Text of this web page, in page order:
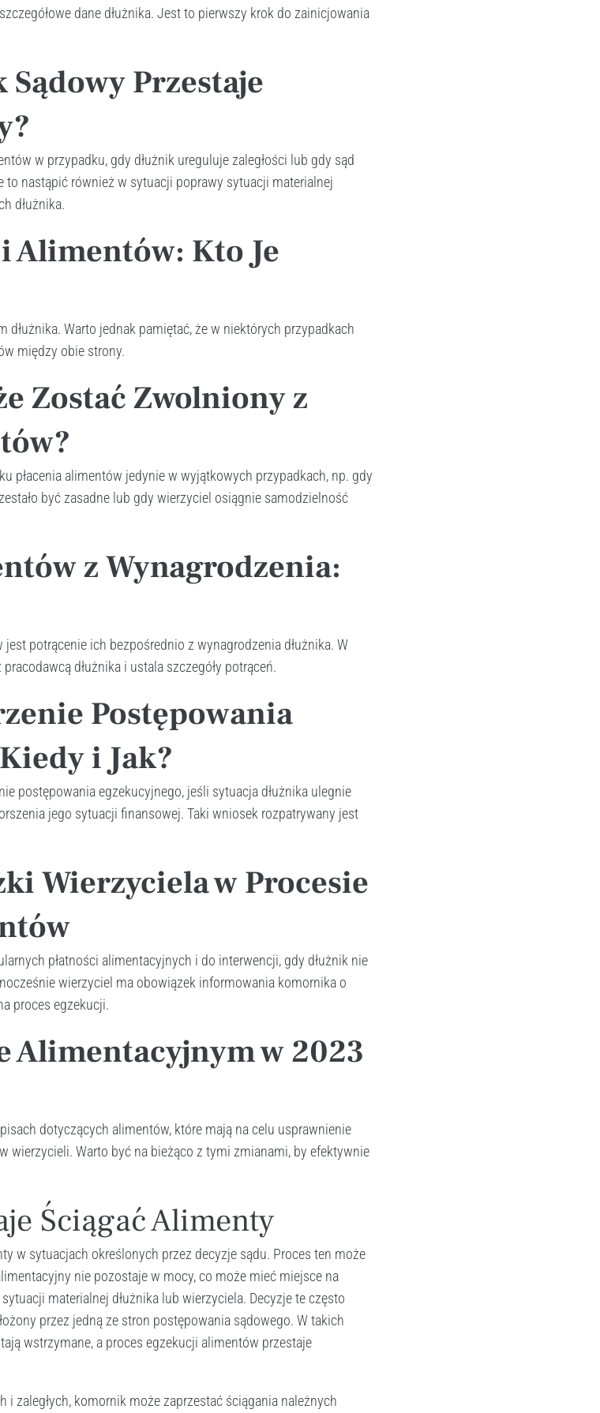
dane dłużnika. Jest to pierwszy krok do zainicjowania
Przestaje
w przypadku, gdy dłużnik ureguluje zaległości lub gdy sąd
nastąpić również w sytuacji poprawy sytuacji materialnej
dłużnika.
Alimentów: Kto Je
dłużnika. Warto jednak pamiętać, że w niektórych przypadkach
między obie strony.
Zostać Zwolniony z
płacenia alimentów jedynie w wyjątkowych przypadkach, np. gdy
być zasadne lub gdy wierzyciel osiągnie samodzielność
z Wynagrodzenia:
potrącenie ich bezpośrednio z wynagrodzenia dłużnika. W
dłużnika i ustala szczegóły potrąceń.
Postępowania
i Jak?
postępowania egzekucyjnego, jeśli sytuacja dłużnika ulegnie
jego sytuacji finansowej. Taki wniosek rozpatrywany jest
Wierzyciela w Procesie
płatności alimentacyjnych i do interwencji, gdy dłużnik nie
wierzyciel ma obowiązek informowania komornika o
proces egzekucji.
Alimentacyjnym w 2023
dotyczących alimentów, które mają na celu usprawnienie
wierzycieli. Warto być na bieżąco z tymi zmianami, by efektywnie
Ściągać Alimenty
w sytuacjach określonych przez decyzje sądu. Proces ten może
nie pozostaje w mocy, co może mieć miejsce na
materialnej dłużnika lub wierzyciela. Decyzje te często
przez jedną ze stron postępowania sądowego. W takich
wstrzymane, a proces egzekucji alimentów przestaje
i zaległych, komornik może zaprzestać ściągania należnych